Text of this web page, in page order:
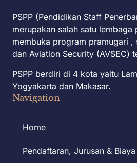
PSPP (Pendidikan Staff
merupakan salah satu lembaga
membuka program pramugari ,
dan Aviation Security (AVSEC)
PSPP berdiri di 4 kota yaitu
Yogyakarta dan Makasar.
Navigation
Home
Pendaftaran, Jurusan & Biaya